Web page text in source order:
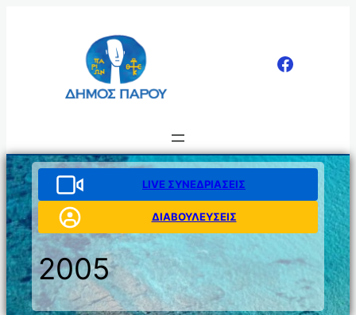
LIVE ΣΥΝΕΔΡΙΑΣΕΙΣ
ΔΙΑΒΟΥΛΕΥΣΕΙΣ
2005